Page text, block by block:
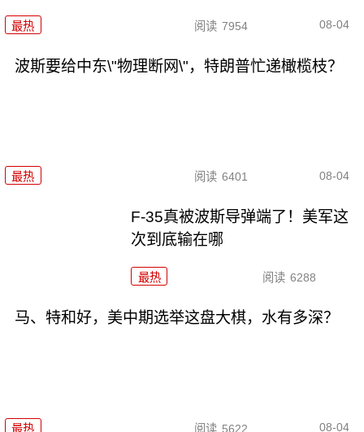
最热 阅读 7954 08-04
波斯要给中东\"物理断网\"，特朗普忙递橄榄枝？
最热 阅读 6401 08-04
F-35真被波斯导弹端了！美军这
次到底输在哪
最热 阅读 6288
马、特和好，美中期选举这盘大棋，水有多深？
最热 阅读 5622 08-04